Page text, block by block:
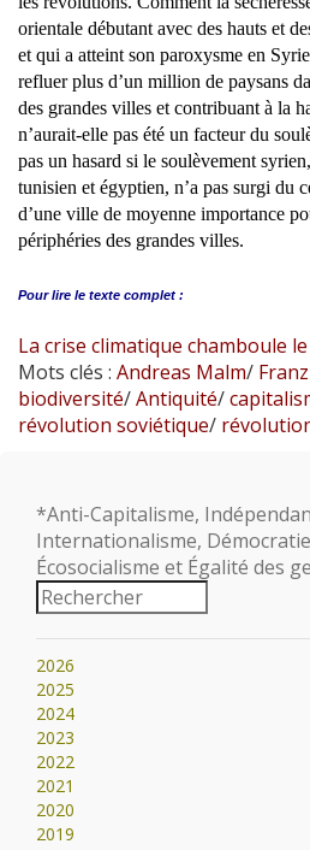
orientale débutant avec des hauts et
et qui a atteint son paroxysme en
refluer plus d’un million de paysans
des grandes villes et contribuant à la
n’aurait-elle pas été un facteur du
pas un hasard si le soulèvement
tunisien et égyptien, n’a pas surgi du
d’une ville de moyenne importance
périphéries des grandes villes.
Pour lire le texte complet :
La crise climatique chamboule
Mots clés : Andreas Malm/
biodiversité/Antiquité/
révolution soviétique/
*Anti-Capitalisme,
Internationalisme,
Écosocialisme et Égalité des
2026
2025
2024
2023
2022
2021
2020
2019